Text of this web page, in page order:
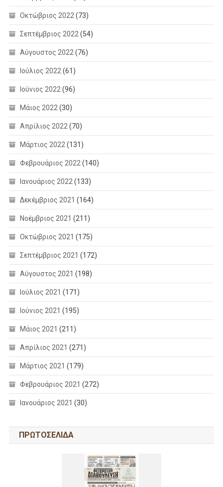
Οκτώβριος 2022 (73)
Σεπτέμβριος 2022 (54)
Αύγουστος 2022 (76)
Ιούλιος 2022 (61)
Ιούνιος 2022 (96)
Μάιος 2022 (30)
Απρίλιος 2022 (70)
Μάρτιος 2022 (131)
Φεβρουάριος 2022 (140)
Ιανουάριος 2022 (133)
Δεκέμβριος 2021 (164)
Νοέμβριος 2021 (211)
Οκτώβριος 2021 (175)
Σεπτέμβριος 2021 (172)
Αύγουστος 2021 (198)
Ιούλιος 2021 (171)
Ιούνιος 2021 (195)
Μάιος 2021 (211)
Απρίλιος 2021 (271)
Μάρτιος 2021 (179)
Φεβρουάριος 2021 (272)
Ιανουάριος 2021 (30)
ΠΡΩΤΟΣΕΛΙΔΑ